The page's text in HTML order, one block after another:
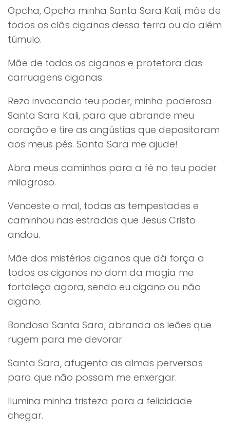
Opcha, Opcha minha Santa Sara Kali, mãe de
todos os clãs ciganos dessa terra ou do além
túmulo.
Mãe de todos os ciganos e protetora das
carruagens ciganas.
Rezo invocando teu poder, minha poderosa
Santa Sara Kali, para que abrande meu
coração e tire as angústias que depositaram
aos meus pés. Santa Sara me ajude!
Abra meus caminhos para a fé no teu poder
milagroso.
Venceste o mal, todas as tempestades e
caminhou nas estradas que Jesus Cristo
andou.
Mãe dos mistérios ciganos que dá força a
todos os ciganos no dom da magia me
fortaleça agora, sendo eu cigano ou não
cigano.
Bondosa Santa Sara, abranda os leões que
rugem para me devorar.
Santa Sara, afugenta as almas perversas
para que não possam me enxergar.
Ilumina minha tristeza para a felicidade
chegar.